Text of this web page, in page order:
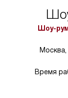
Шоу-
Время